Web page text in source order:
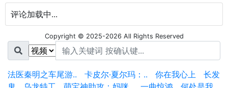
评论加载中...
Copyright © 2025-2026 All Rights Reserved
法医秦明之车尾游.. 卡皮尔·夏尔玛：.. 你在我心上
长发